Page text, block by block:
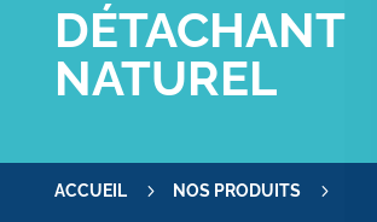
DÉTACHANT
NATUREL
ACCUEIL 5 NOS PRODUITS 5